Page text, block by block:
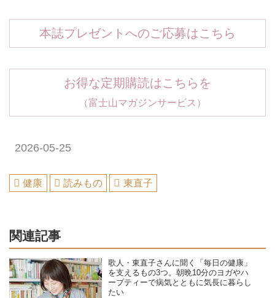
本誌プレゼントへのご応募はこちら
お得な定期購読はこちらを
（富士山マガジンサービス）
2026-05-25
健康 読みもの 東直子
関連記事
歌人・東直子さんに聞く「毎日の健康」
を支えるもの3つ。朝晩10分のヨガやハ
ーブティーで病気とともに気長に暮らし
たい